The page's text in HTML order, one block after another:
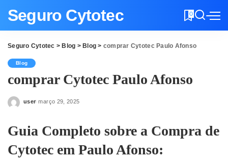
Seguro Cytotec 0
Seguro Cytotec > Blog > Blog > comprar Cytotec Paulo Afonso
Blog
comprar Cytotec Paulo Afonso
Posted
user março 29, 2025
Guia Completo sobre a Compra de
Cytotec em Paulo Afonso: